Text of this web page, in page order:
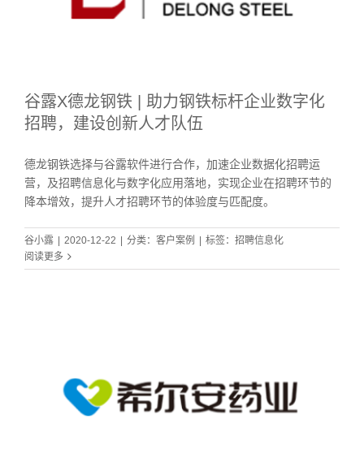
谷露X德龙钢铁 | 助力钢铁标杆企业数字化
招聘，建设创新人才队伍
德龙钢铁选择与谷露软件进行合作，加速企业数据化招聘运
营，及招聘信息化与数字化应用落地，实现企业在招聘环节的
降本增效，提升人才招聘环节的体验度与匹配度。
谷小露 2020-12-22 分类： 客户案例 标签： 招聘信息化
阅读更多